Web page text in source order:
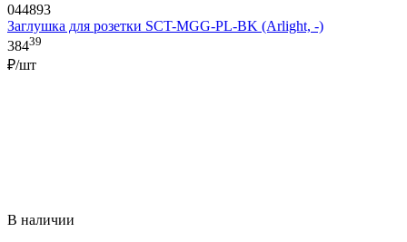
044893
Заглушка для розетки SCT-MGG-PL-BK (Arlight, -)
38439
₽/шт
В наличии